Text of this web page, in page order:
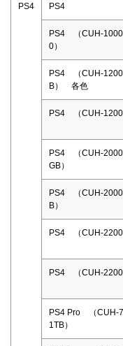
PS4 PS4
PS4 （CUH-1000
0）
PS4 （CUH-
B） 各色
PS4 （CUH-
PS4 （CUH-
GB）
PS4 （CUH-
B）
PS4 （CUH-
PS4 （CUH-
PS4 Pro （CUH-
1TB）